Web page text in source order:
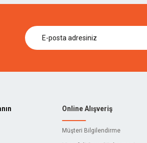
Online Alışveriş
Müşteri Bilgilendirme